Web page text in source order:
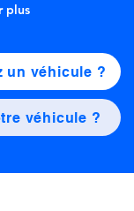
plus
un véhicule ?
véhicule ?